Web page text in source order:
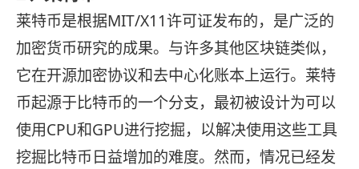
莱特币是根据MIT/X11许可证发布的，是广泛的
加密货币研究的成果。与许多其他区块链类似，
它在开源加密协议和去中心化账本上运行。莱特
币起源于比特币的一个分支，最初被设计为可以
使用CPU和GPU进行挖掘，以解决使用这些工具
挖掘比特币日益增加的难度。然而，情况已经发